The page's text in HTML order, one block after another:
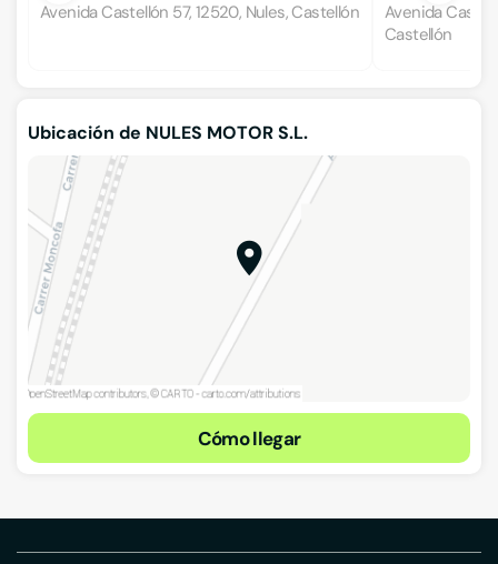
Avenida Castellón 57, 12520, Nules, Castellón
Avenida
Castellón
Ubicación de NULES MOTOR S.L.
Cómo llegar